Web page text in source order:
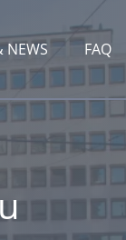
NEWS FAQ